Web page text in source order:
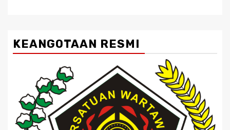
KEANGOTAAN RESMI